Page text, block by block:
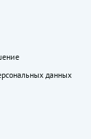
данных